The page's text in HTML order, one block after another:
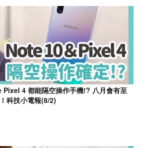
4 都能隔空操作手機!? 八月會有至
科技小電報(8/2)